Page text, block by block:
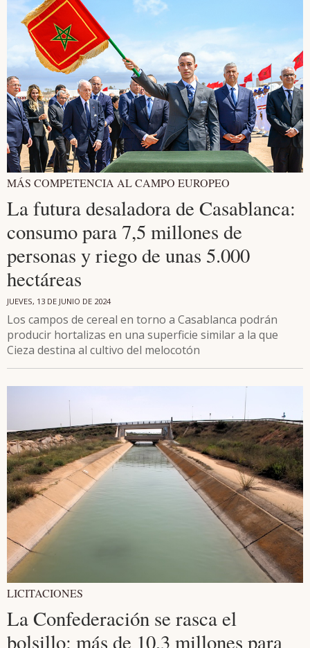
MÁS COMPETENCIA AL CAMPO EUROPEO
La futura desaladora de Casablanca:
consumo para 7,5 millones de
personas y riego de unas 5.000
hectáreas
JUEVES, 13 DE JUNIO DE 2024
Los campos de cereal en torno a Casablanca podrán
producir hortalizas en una superficie similar a la que
Cieza destina al cultivo del melocotón
LICITACIONES
La Confederación se rasca el
bolsillo: más de 10,3 millones para